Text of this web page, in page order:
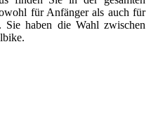
für Anfänger als auch für
Sie haben die Wahl zwischen